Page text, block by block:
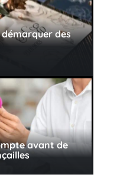
des
avant de